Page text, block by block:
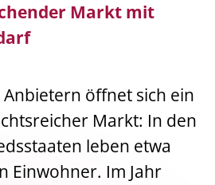
Markt mit
öffnet sich ein
Markt: In den
leben etwa
Einwohner. Im Jahr